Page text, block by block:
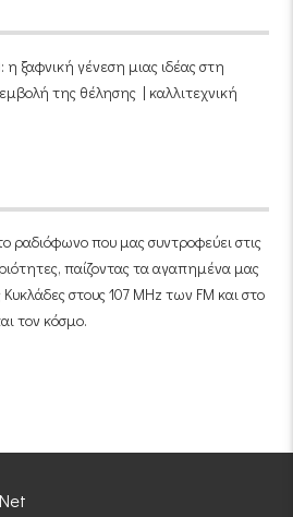
ξαφνική γένεση μιας ιδέας στη
της θέλησης | καλλιτεχνική
ραδιόφωνο που μας συντροφεύει στις
παίζοντας τα αγαπημένα μας
στους 107 MHz των FM και στο
τον κόσμο.